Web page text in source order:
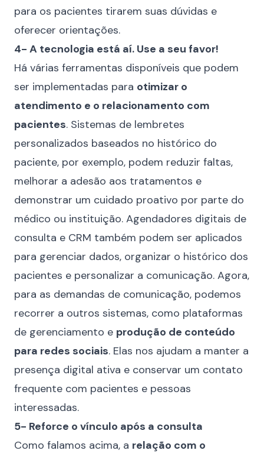
para os pacientes tirarem suas dúvidas e
oferecer orientações.
4- A tecnologia está aí. Use a seu favor!
Há várias ferramentas disponíveis que podem
ser implementadas para otimizar o
atendimento e o relacionamento com
pacientes. Sistemas de lembretes
personalizados baseados no histórico do
paciente, por exemplo, podem reduzir faltas,
melhorar a adesão aos tratamentos e
demonstrar um cuidado proativo por parte do
médico ou instituição. Agendadores digitais de
consulta e CRM também podem ser aplicados
para gerenciar dados, organizar o histórico dos
pacientes e personalizar a comunicação. Agora,
para as demandas de comunicação, podemos
recorrer a outros sistemas, como plataformas
de gerenciamento e produção de conteúdo
para redes sociais. Elas nos ajudam a manter a
presença digital ativa e conservar um contato
frequente com pacientes e pessoas
interessadas.
5- Reforce o vínculo após a consulta
Como falamos acima, a relação com o